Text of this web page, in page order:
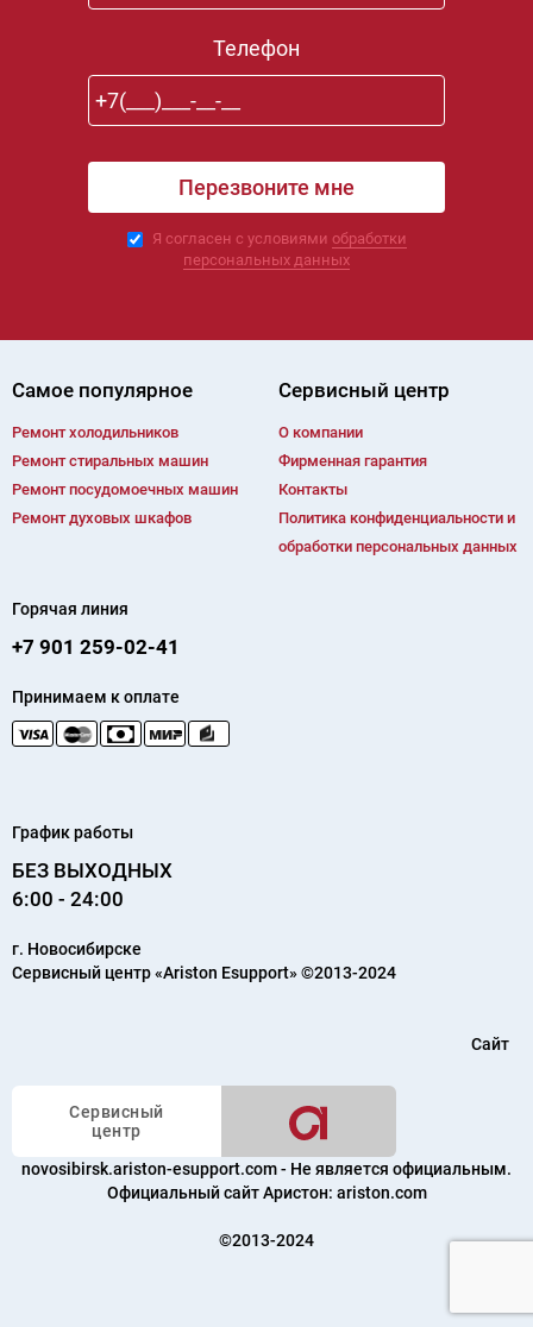
Телефон
Я согласен с условиями обработки
персональных данных
Самое популярное
Ремонт холодильников
Ремонт cтиральных машин
Ремонт посудомоечных машин
Ремонт духовых шкафов
Сервисный центр
О компании
Фирменная гарантия
Контакты
Политика конфиденциальности и
обработки персональных данных
Горячая линия
+7 901 259-02-41
Принимаем к оплате
График работы
БЕЗ ВЫХОДНЫХ
6:00 - 24:00
г. Новосибирске
Сервисный центр «Ariston Esupport»©2013-2024
Сервисный
центр
Сайт
novosibirsk.ariston-esupport.com - Не является официальным.
Официальный сайт Аристон: ariston.com
©2013-2024